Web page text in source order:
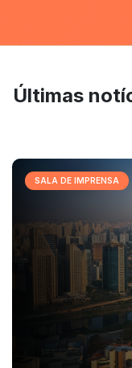
Últimas
SALA DE IMPRENSA